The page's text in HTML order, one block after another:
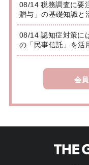
08/14 税務調査に要
贈与」の基礎知識と
08/14 認知症対策に
の「民事信託」を活
会